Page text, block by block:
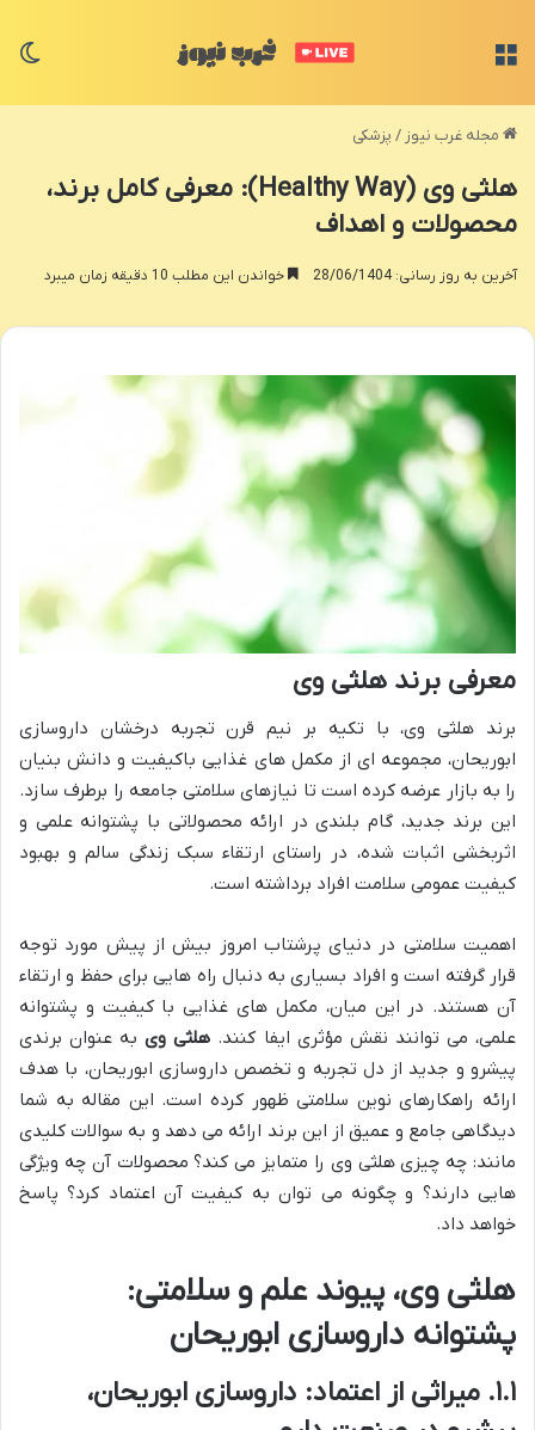
مجله غرب نیوز / پزشکی
هلثی وی (Healthy Way): معرفی کامل برند،
محصولات و اهداف
آخرین به روز رسانی: 28/06/1404 خواندن این مطلب 10 دقیقه زمان میبرد
معرفی برند هلثی وی
برند هلثی وی، با تکیه بر نیم قرن تجربه درخشان داروسازی
ابوریحان، مجموعه ای از مکمل های غذایی باکیفیت و دانش بنیان
را به بازار عرضه کرده است تا نیازهای سلامتی جامعه را برطرف سازد.
این برند جدید، گام بلندی در ارائه محصولاتی با پشتوانه علمی و
اثربخشی اثبات شده، در راستای ارتقاء سبک زندگی سالم و بهبود
کیفیت عمومی سلامت افراد برداشته است.
اهمیت سلامتی در دنیای پرشتاب امروز بیش از پیش مورد توجه
قرار گرفته است و افراد بسیاری به دنبال راه هایی برای حفظ و ارتقاء
آن هستند. در این میان، مکمل های غذایی با کیفیت و پشتوانه
علمی، می توانند نقش مؤثری ایفا کنند. هلثی ویبه عنوان برندی
پیشرو و جدید از دل تجربه و تخصص داروسازی ابوریحان، با هدف
ارائه راهکارهای نوین سلامتی ظهور کرده است. این مقاله به شما
دیدگاهی جامع و عمیق از این برند ارائه می دهد و به سوالات کلیدی
مانند: چه چیزی هلثی وی را متمایز می کند؟ محصولات آن چه ویژگی
هایی دارند؟ و چگونه می توان به کیفیت آن اعتماد کرد؟ پاسخ
خواهد داد.
هلثی وی، پیوند علم و سلامتی:
پشتوانه داروسازی ابوریحان
۱.۱. میراثی از اعتماد: داروسازی ابوریحان،